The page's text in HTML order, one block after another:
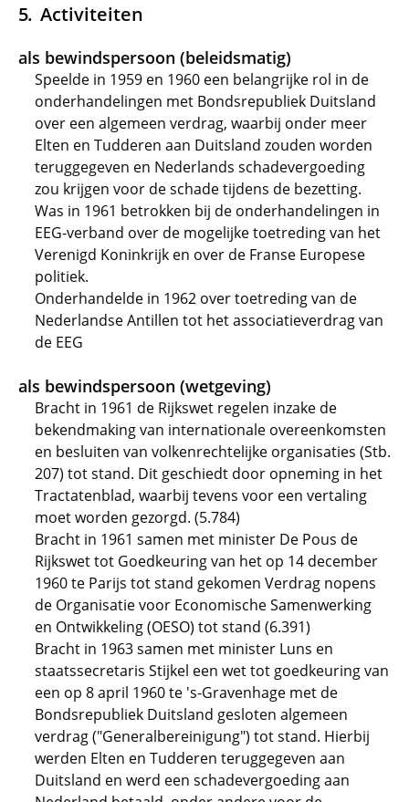
Activiteiten
als bewindspersoon (beleidsmatig)
Speelde in 1959 en 1960 een belangrijke rol in de
onderhandelingen met Bondsrepubliek Duitsland
over een algemeen verdrag, waarbij onder meer
Elten en Tudderen aan Duitsland zouden worden
teruggegeven en Nederlands schadevergoeding
zou krijgen voor de schade tijdens de bezetting.
Was in 1961 betrokken bij de onderhandelingen in
EEG-verband over de mogelijke toetreding van het
Verenigd Koninkrijk en over de Franse Europese
politiek.
Onderhandelde in 1962 over toetreding van de
Nederlandse Antillen tot het associatieverdrag van
de EEG
als bewindspersoon (wetgeving)
Bracht in 1961 de Rijkswet regelen inzake de
bekendmaking van internationale overeenkomsten
en besluiten van volkenrechtelijke organisaties (Stb.
207) tot stand. Dit geschiedt door opneming in het
Tractatenblad, waarbij tevens voor een vertaling
moet worden gezorgd. (5.784)
Bracht in 1961 samen met minister De Pous de
Rijkswet tot Goedkeuring van het op 14 december
1960 te Parijs tot stand gekomen Verdrag nopens
de Organisatie voor Economische Samenwerking
en Ontwikkeling (OESO) tot stand (6.391)
Bracht in 1963 samen met minister Luns en
staatssecretaris Stijkel een wet tot goedkeuring van
een op 8 april 1960 te 's-Gravenhage met de
Bondsrepubliek Duitsland gesloten algemeen
verdrag ("Generalbereinigung") tot stand. Hierbij
werden Elten en Tudderen teruggegeven aan
Duitsland en werd een schadevergoeding aan